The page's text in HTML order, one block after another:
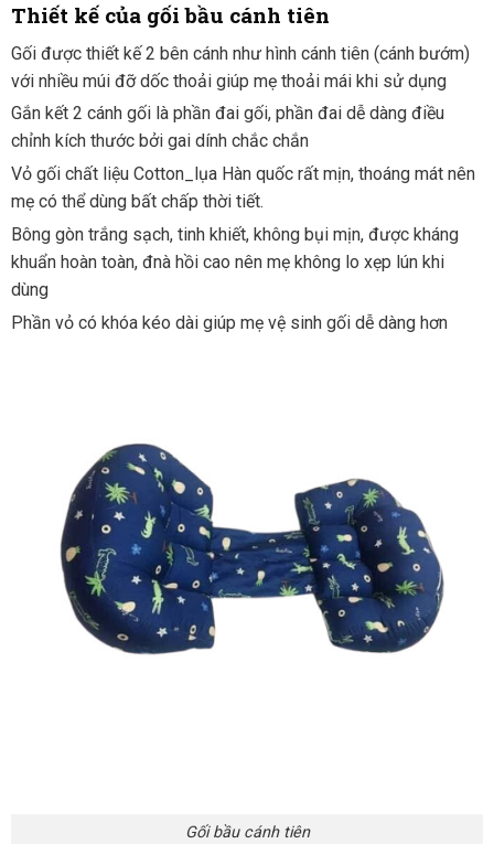
Thiết kế của gối bầu cánh tiên
Gối được thiết kế 2 bên cánh như hình cánh tiên (cánh bướm)
với nhiều múi đỡ dốc thoải giúp mẹ thoải mái khi sử dụng
Gắn kết 2 cánh gối là phần đai gối, phần đai dễ dàng điều
chỉnh kích thước bởi gai dính chắc chắn
Vỏ gối chất liệu Cotton_lụa Hàn quốc rất mịn, thoáng mát nên
mẹ có thể dùng bất chấp thời tiết.
Bông gòn trắng sạch, tinh khiết, không bụi mịn, được kháng
khuẩn hoàn toàn, đnà hồi cao nên mẹ không lo xẹp lún khi
dùng
Phần vỏ có khóa kéo dài giúp mẹ vệ sinh gối dễ dàng hơn
Gối bầu cánh tiên